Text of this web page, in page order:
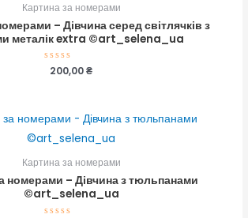
Картина за номерами
– Дівчина серед світлячків з
металік extra ©art_selena_ua
Оцінено
200,00₴
Картина за номерами
номерами – Дівчина з тюльпанами
©art_selena_ua